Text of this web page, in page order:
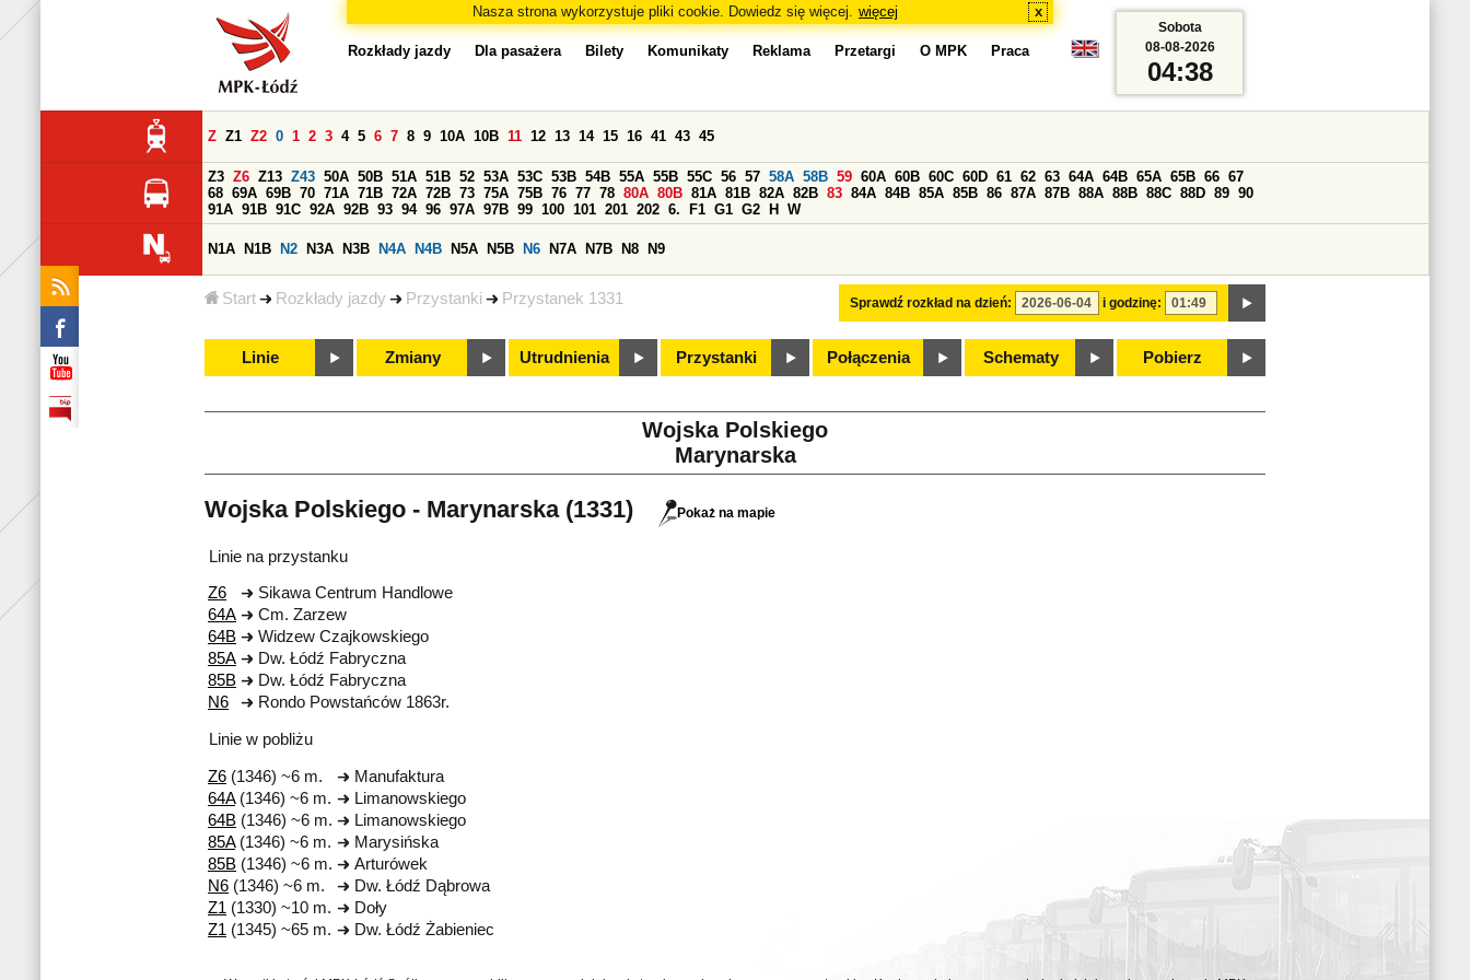
Nasza strona wykorzystuje pliki cookie. Dowiedz się więcej. więcej x
Start Rozkłady jazdy Przystanki Przystanek 1331
Rozkłady jazdy Dla pasażera Bilety Komunikaty Reklama Przetargi O MPK Praca
Sprawdź rozkład na dzień: i godzinę:
Z Z1 Z2 0 1 2 3 4 5 6 7 8 9 10A 10B 11 12 13 14 15 16 41 43 45
Z3 Z6 Z13 Z43 50A 50B 51A 51B 52 53A 53C 53B 54B 55A 55B 55C 56 57 58A 58B 59 60A 60B 60C 60D 61 62 63 64A 64B 65A 65B 66 67
68 69A 69B 70 71A 71B 72A 72B 73 75A 75B 76 77 78 80A 80B 81A 81B 82A 82B 83 84A 84B 85A 85B 86 87A 87B 88A 88B 88C 88D 89 90
91A 91B 91C 92A 92B 93 94 96 97A 97B 99 100 101 201 202 6. F1 G1 G2 H W
N1A N1B N2 N3A N3B N4A N4B N5A N5B N6 N7A N7B N8 N9
Linie Zmiany Utrudnienia Przystanki Połączenia Schematy Pobierz
Sobota
08-08-2026
04:38
Wojska Polskiego
Marynarska
Wojska Polskiego - Marynarska (1331) Pokaż na mapie
Linie na przystanku
Z6
Sikawa Centrum Handlowe
64A
Cm. Zarzew
64B
Widzew Czajkowskiego
85A
Dw. Łódź Fabryczna
85B
Dw. Łódź Fabryczna
N6
Rondo Powstańców 1863r.
Linie w pobliżu
Z6 (1346) ~6 m.
Manufaktura
64A(1346) ~6 m.
Limanowskiego
64B (1346) ~6 m.
Limanowskiego
85A(1346) ~6 m.
Marysińska
85B (1346) ~6 m.
Arturówek
N6 (1346) ~6 m.
Dw. Łódź Dąbrowa
Z1 (1330) ~10 m.
Doły
Z1 (1345) ~65 m. Dw. Łódź Żabieniec